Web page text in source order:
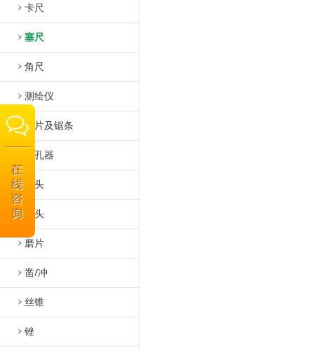
卡尺
塞尺
角尺
测绘仪
锯片及锯条
开孔器
钻头
磨头
磨片
凿/冲
丝锥
锉